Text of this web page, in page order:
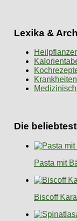
Lexika &
Die
Pasta mit
Biscoff